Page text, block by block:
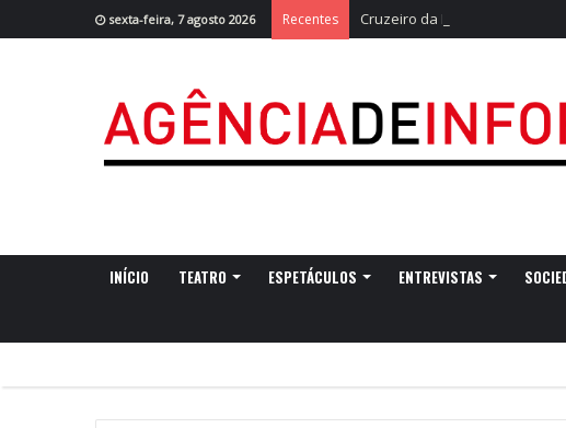
sexta-feira, 7 agosto 2026 Recentes Cruzeiro da Ria regressa a
INÍCIO TEATRO ESPETÁCULOS ENTREVISTAS